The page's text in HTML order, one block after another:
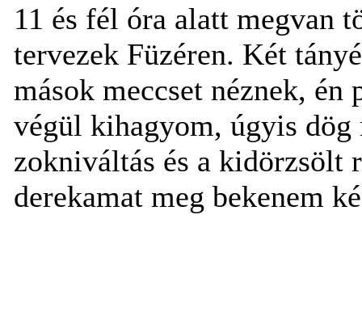
11 és fél óra alatt megvan
tervezek Füzéren. Két
mások meccset néznek,
végül kihagyom, úgyis dög
zokniváltás és a kidörzsölt
derekamat meg bekenem